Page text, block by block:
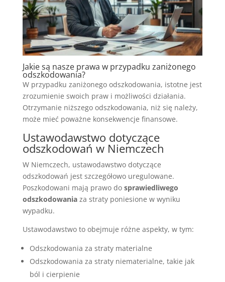
Jakie są nasze prawa w przypadku zaniżonego
odszkodowania?
W przypadku zaniżonego odszkodowania, istotne jest
zrozumienie swoich praw i możliwości działania.
Otrzymanie niższego odszkodowania, niż się należy,
może mieć poważne konsekwencje finansowe.
Ustawodawstwo dotyczące
odszkodowań w Niemczech
W Niemczech, ustawodawstwo dotyczące
odszkodowań jest szczegółowo uregulowane.
Poszkodowani mają prawo do sprawiedliwego
odszkodowaniaza straty poniesione w wyniku
wypadku.
Ustawodawstwo to obejmuje różne aspekty, w tym:
Odszkodowania za straty materialne
Odszkodowania za straty niematerialne, takie jak
ból i cierpienie